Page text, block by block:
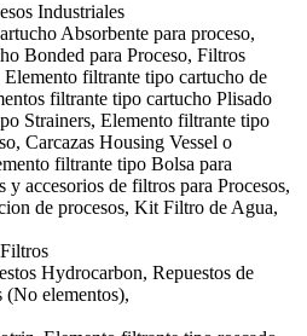
Industriales
Absorbente para proceso,
Bonded para Proceso, Filtros
filtrante tipo cartucho de
filtrante tipo cartucho Plisado
Strainers, Elemento filtrante tipo
Carcazas Housing Vessel o
filtrante tipo Bolsa para
y accesorios de filtros para Procesos,
de procesos, Kit Filtro de Agua,
Hydrocarbon, Repuestos de
(No elementos),